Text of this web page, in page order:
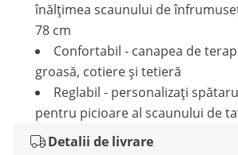
înălțimea scaunului de
78 cm
Confortabil - canapea de
groasă, cotiere și tetieră
Reglabil - personalizați
pentru picioare al scaunului de
Detalii de livrare